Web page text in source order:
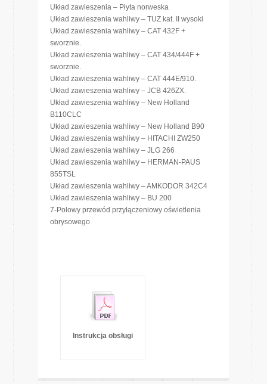
Układ zawieszenia – Płyta norweska
Układ zawieszenia wahliwy – TUZ kat. II wysoki
Układ zawieszenia wahliwy – CAT 432F +
sworznie.
Układ zawieszenia wahliwy – CAT 434/444F +
sworznie.
Układ zawieszenia wahliwy – CAT 444E/910.
Układ zawieszenia wahliwy – JCB 426ZX.
Układ zawieszenia wahliwy – New Holland
B110CLC
Układ zawieszenia wahliwy – New Holland B90
Układ zawieszenia wahliwy – HITACHI ZW250
Układ zawieszenia wahliwy – JLG 266
Układ zawieszenia wahliwy – HERMAN-PAUS
855TSL
Układ zawieszenia wahliwy – AMKODOR 342C4
Układ zawieszenia wahliwy – BU 200
7-Polowy przewód przyłączeniowy oświetlenia
obrysowego
Instrukcja obsługi